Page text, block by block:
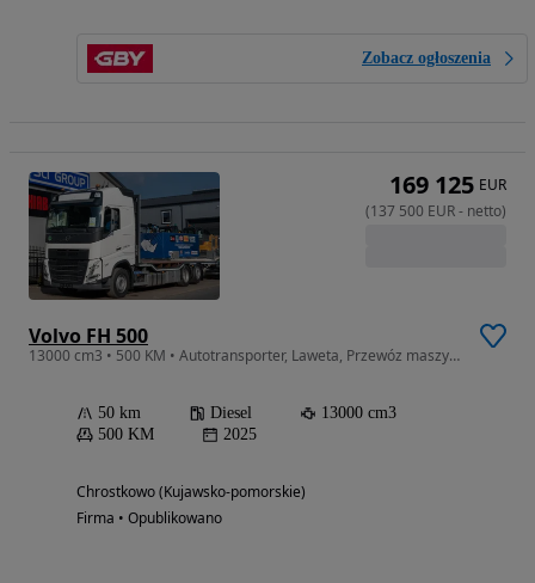
Zobacz ogłoszenia
Volvo FH 500
13000 cm3 • 500 KM • Autotransporter, Laweta, Przewóz maszyn, Volvo FH 500
50 km Diesel
13000 cm3
500 KM
2025
Chrostkowo (Kujawsko-pomorskie)
Firma • Opublikowano
169 125 EUR
(137 500 EUR- netto)